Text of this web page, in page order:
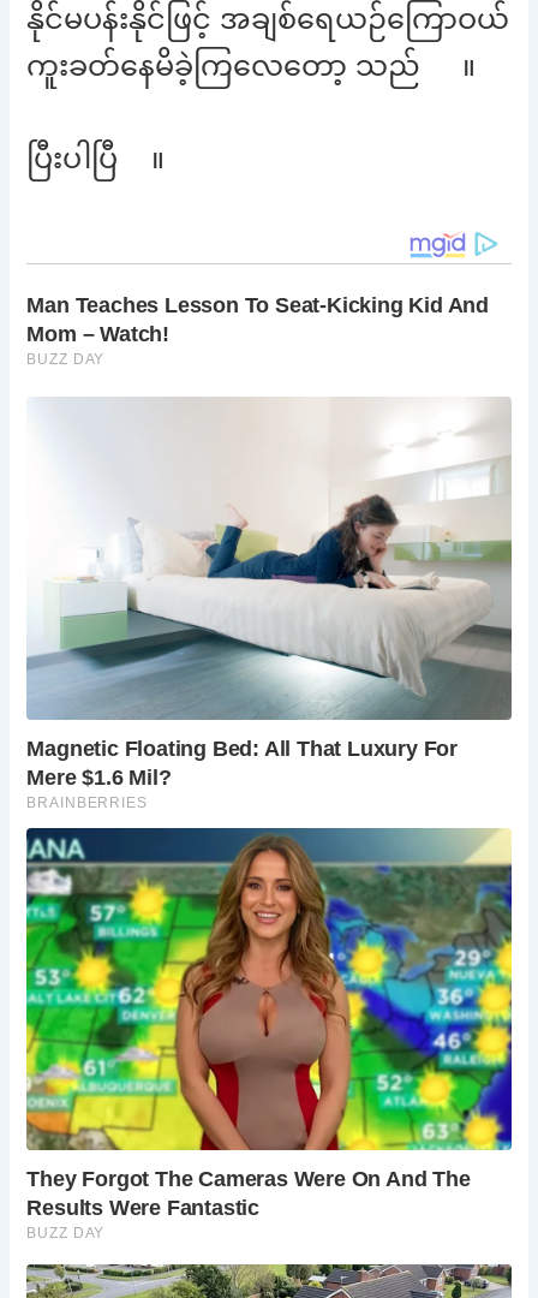
နိုင်မပန်းနိုင်ဖြင့် အချစ်ရေယဉ်ကြောဝယ်
ကူးခတ်နေမိခဲ့ကြလေတော့ သည် ။
ပြီးပါပြီ ။